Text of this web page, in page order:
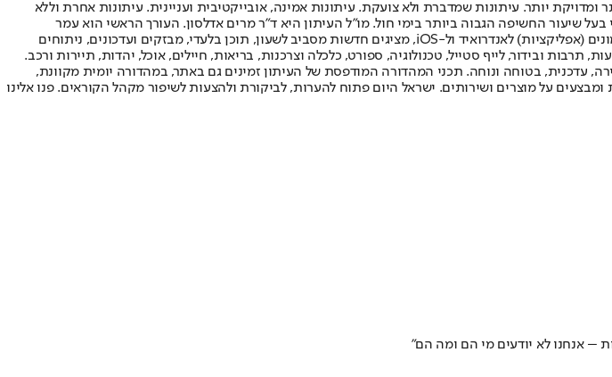
יותר. עיתונות שמדברת ולא צועקת. עיתונות אמינה, אובייקטיבית ועניינית. עיתונות אחרת וללא
2007, וב-2010 הפך "ישראל היום" לעיתון הישראלי בעל שיעור החשיפה הגבוה ביותר בימי חול. מו"ל העיתון היא ד"ר מרים אדלסון. העורך הראשי הוא עמר
לחמנוביץ, והעורך המייסד הוא עמוס רגב. אתרי האינטרנט של "ישראל היום" בעברית ובאנגלית, כמו כן היישומונים (אפליקציות) לאנדרואיד ול-iOS, מציגים חדשות מסביב לשעון, תוכן בלעדי, מבזקים ועדכונים, ניתוחים
תרבות ובידור, לייף סטייל, טכנולוגיה, ספורט, כלכלה וצרכנות, בריאות, חיילים, אוכל, יהדות, תיירות ורכב.
עדכנית, בטוחה ונוחה. תכני המהדורה המודפסת של העיתון זמינים גם באתר, במהדורה יומית מקוונת,
על מוצרים ושירותים. ישראל היום פתוח להערות, לביקורת ולהצעות לשיפור מקהל הקוראים. פנו אלינו
– אנחנו לא יודעים מי הם ומה הם"